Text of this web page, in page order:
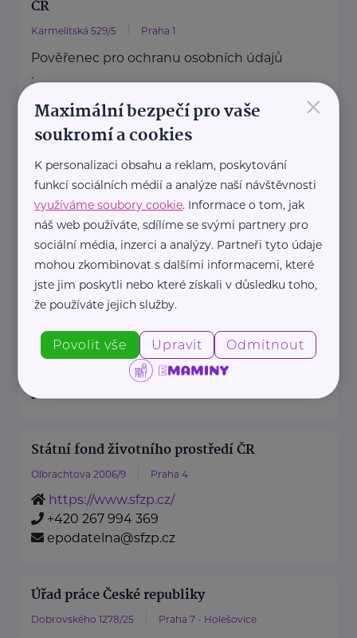
ČR
Karmelitská 529/5 Praha 1
Pověřenec pro ochranu osobních údajů
:
Mgr. Šárka Jílková,
+420 234 811 105, gdpr@msmt.cz
oznamovatelů
: Mgr. ...
https://www.msmt.cz/
+420 234 811 111
posta@msmt.cz
Loretánské náměstí 5 Praha 1 – Hradčany
https://www.mzv.cz/
Státní fond životního prostředí ČR
Olbrachtova 2006/9 Praha 4
https://www.sfzp.cz/
+420 267 994 369
epodatelna@sfzp.cz
Úřad práce České republiky
Dobrovského 1278/25 Praha 7 - Holešovice
×
Maximální bezpečí pro vaše
soukromí a cookies
K personalizaci obsahu a reklam, poskytování
funkcí sociálních médií a analýze naší návštěvnosti
využíváme soubory cookie. Informace o tom, jak
náš web používáte, sdílíme se svými partnery pro
sociální média, inzerci a analýzy. Partneři tyto údaje
mohou zkombinovat s dalšími informacemi, které
jste jim poskytli nebo které získali v důsledku toho,
že používáte jejich služby.
Povolit vše Upravit Odmítnout